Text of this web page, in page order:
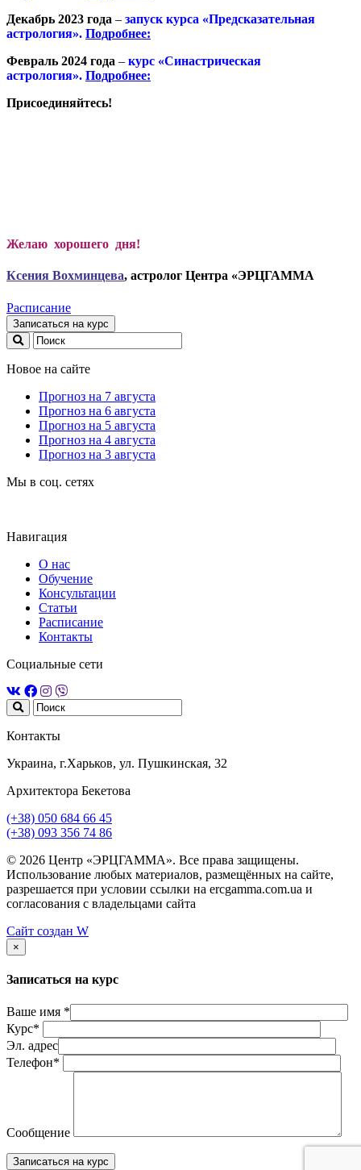
Декабрь 2023 года – запуск курса «Предсказательная
астрология». Подробнее:
Февраль 2024 года – курс «Синастрическая
астрология». Подробнее:
Присоединяйтесь!
Желаю хорошего дня!
Ксения Вохминцева, астролог Центра «ЭРЦГАММА
Расписание
Записаться на курс
Новое на сайте
Прогноз на 7 августа
Прогноз на 6 августа
Прогноз на 5 августа
Прогноз на 4 августа
Прогноз на 3 августа
Мы в соц. сетях
Навигация
О нас
Обучение
Консультации
Статьи
Расписание
Контакты
Социальные сети
Контакты
Украина, г.Харьков, ул. Пушкинская, 32
Архитектора Бекетова
(+38) 050 684 66 45
(+38) 093 356 74 86
© 2026 Центр «ЭРЦГАММА». Все права защищены.
Использование любых материалов, размещённых на сайте,
разрешается при условии ссылки на ercgamma.com.ua и
согласования с владельцами сайта
Сайт создан W
×
Записаться на курс
Ваше имя *
Курс*
Эл. адрес
Телефон*
Сообщение